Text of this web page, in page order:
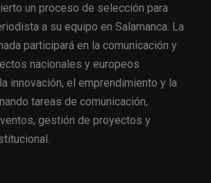
un proceso de selección para
a su equipo en Salamanca. La
participará en la comunicación y
nacionales y europeos
innovación, el emprendimiento y la
tareas de comunicación,
gestión de proyectos y